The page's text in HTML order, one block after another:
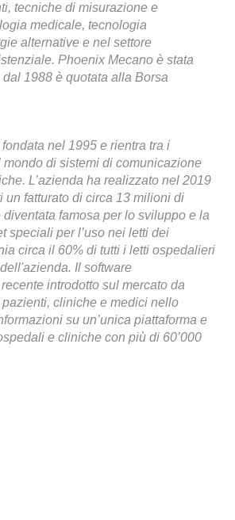
tecniche di misurazione e
medicale, tecnologia
alternative e nel settore
Phoenix Mecano è stata
1988 è quotata alla Borsa
nel 1995 e rientra tra i
mondo di sistemi di comunicazione
L’azienda ha realizzato nel 2019
un fatturato di circa 13 milioni di
famosa per lo sviluppo e la
speciali per l’uso nei letti dei
circa il 60% di tutti i letti ospedalieri
Il software
introdotto sul mercato da
cliniche e medici nello
su un’unica piattaforma e
e cliniche con più di 60’000